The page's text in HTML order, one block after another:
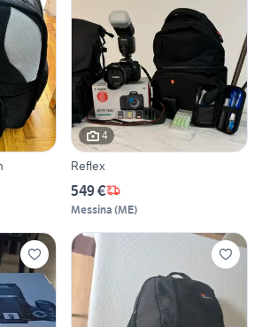
4
Reflex
549 €
Messina (ME)